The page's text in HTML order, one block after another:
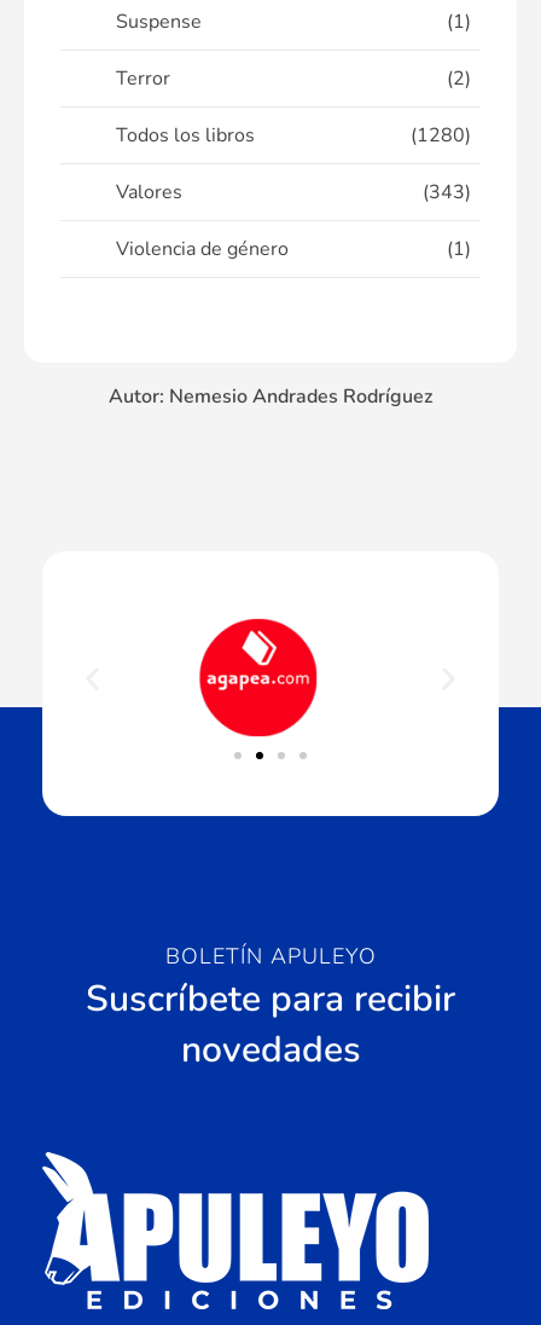
Suspense (1)
Terror (2)
Todos los libros (1280)
Valores (343)
Violencia de género (1)
Autor: Nemesio Andrades Rodríguez
BOLETÍN APULEYO
Suscríbete para recibir
novedades